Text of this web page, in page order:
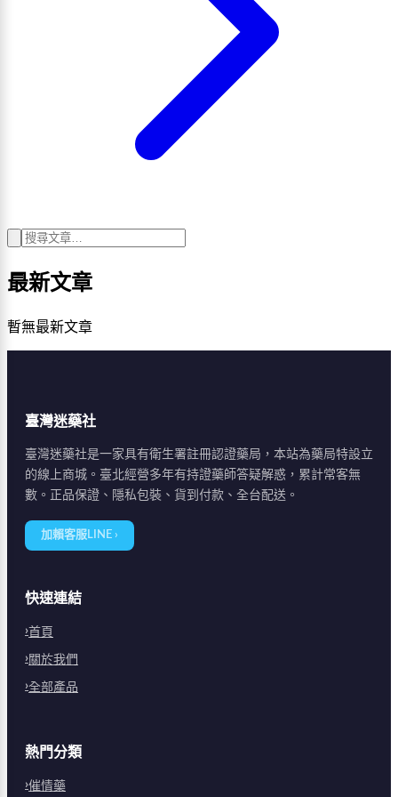
最新文章
暫無最新文章
臺灣迷藥社
臺灣迷藥社是一家具有衛生署註冊認證藥局，本站為藥局特設立
的線上商城。臺北經營多年有持證藥師答疑解惑，累計常客無
數。正品保證、隱私包裝、貨到付款、全台配送。
加賴客服LINE ›
快速連結
首頁
關於我們
全部產品
熱門分類
催情藥